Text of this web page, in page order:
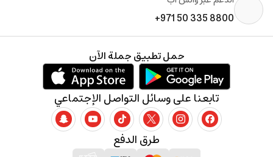
+971 50 335 8800
طرق الدفع
تابعنا على وسائل التواصل الإجتماعي
حمل تطبيق جملة الآن